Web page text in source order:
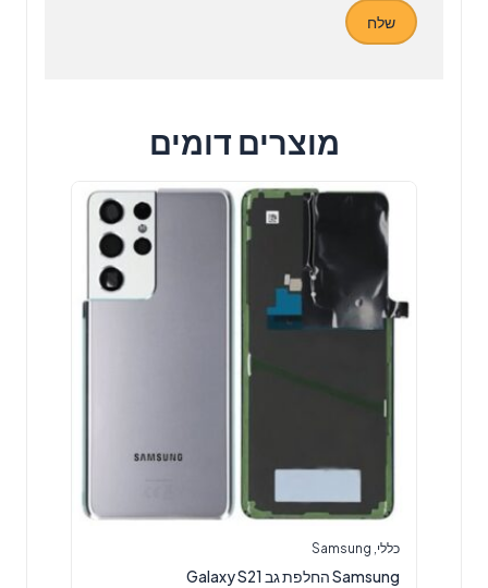
מוצרים דומים
כללי Samsung
Samsung החלפת גב Galaxy S21